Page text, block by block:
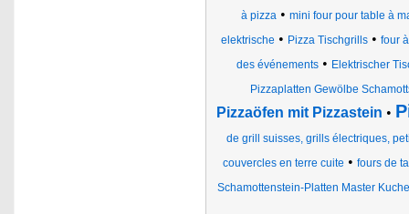
à pizza • mini four pour table à
elektrische • Pizza Tischgrills • four
des événements • Elektrischer
Pizzaplatten Gewölbe
Pizzaöfen mit Pizzastein •
de grill suisses, grills électriques,
couvercles en terre cuite • fours de
Schamottenstein-Platten Master